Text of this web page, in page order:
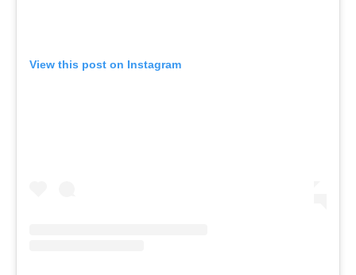
View this post on Instagram